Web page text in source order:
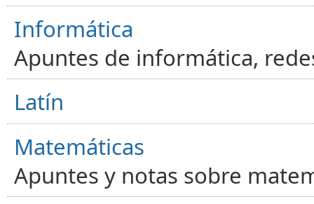
Informática
Apuntes de informática,
Latín
Matemáticas
Apuntes y notas sobre